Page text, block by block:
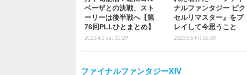
ベーザとの決戦、スト
ーリーは後半戦へ【第
76回PLLひとまとめ】
2023.4.1 Sat 10:29
ナルファンタジー ピク
セルリマスター』をプ
レイして今思うこと
2023.5.5 Fri 16:00
ファイナルファンタジーXIV